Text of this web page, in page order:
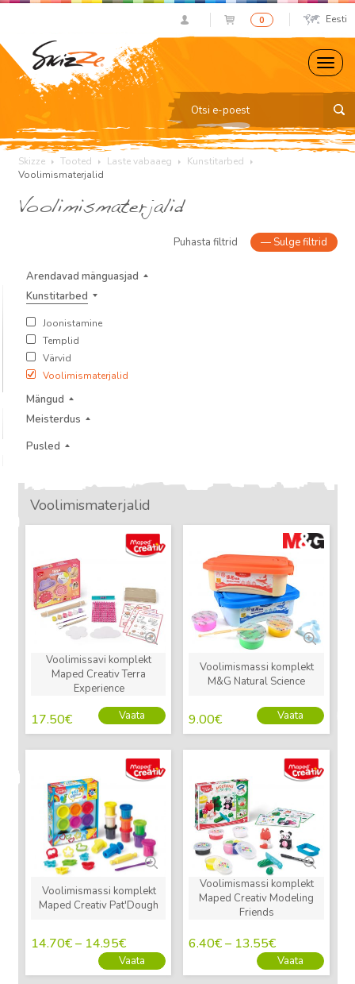
0 Eesti
Skizze Tooted Laste vabaaeg
Kunstitarbed
Voolimismaterjalid
Voolimismaterjalid
Puhasta filtrid — Sulge filtrid
Arendavad mänguasjad
Kunstitarbed
Joonistamine
Templid
Värvid
Voolimismaterjalid
Mängud
Meisterdus
Pusled
Voolimismaterjalid
Voolimissavi komplekt
Maped Creativ Terra
Experience
17.50€ Vaata
Voolimismassi komplekt
M&G Natural Science
9.00€ Vaata
Voolimismassi komplekt
Maped Creativ Pat'Dough
14.70€– 14.95€
Vaata
Voolimismassi komplekt
Maped Creativ Modeling
Friends
6.40€– 13.55€
Vaata